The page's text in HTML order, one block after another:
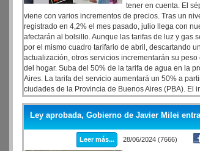
tener en cuenta. El
viene con varios incrementos de precios. Tras un
registrado en 4,2% el mes pasado, julio llega con
afectarán al bolsillo. Aunque las tarifas de luz y gas
por el mismo cuadro tarifario de abril, descartando
actualización, otros servicios incrementarán su
del hogar. Suba del 50% de la tarifa de agua en la
Aires. La tarifa del servicio aumentará un 50% a
ciudades de la Provincia de Buenos Aires (PBA). El
comunicado por la empresa proveedora Aguas
(ABSA).
Ley aprobada, Gobierno de Javier Milei
Leer más... 28/06/2024 (7666)